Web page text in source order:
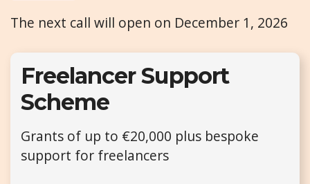
The next call will open on December 1, 2026
Freelancer Support
Scheme
Grants of up to €20,000 plus bespoke
support for freelancers